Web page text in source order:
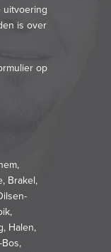
uitvoering
is over
op
Brakel,
Halen,